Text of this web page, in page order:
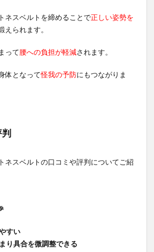
ネスベルトを締めることで正しい姿勢を
えられます。
って 腰への負担が軽減されます。
体となって怪我の予防にもつながりま
ネスベルトの口コミや評判についてご紹
すい
り具合を微調整できる